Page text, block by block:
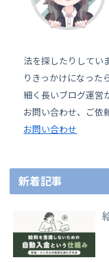
法を探したりしてい
りきっかけになった
細く長いブログ運営
お問い合わせ、ご依
お問い合わせ
新着記事